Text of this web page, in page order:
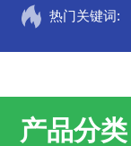
热门关键词:
产品分类